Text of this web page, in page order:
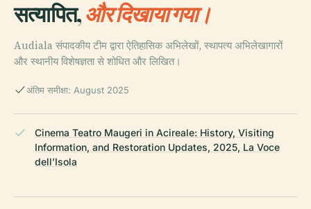
सत्यापित,और दिखाया गया।
Audiala संपादकीय टीम द्वारा ऐतिहासिक अभिलेखों, स्थापत्य अभिलेखागारों
और स्थानीय विशेषज्ञता से शोधित और लिखित।
अंतिम समीक्षा: August 2025
Cinema Teatro Maugeri in Acireale: History, Visiting
Information, and Restoration Updates, 2025, La Voce
dell’Isola